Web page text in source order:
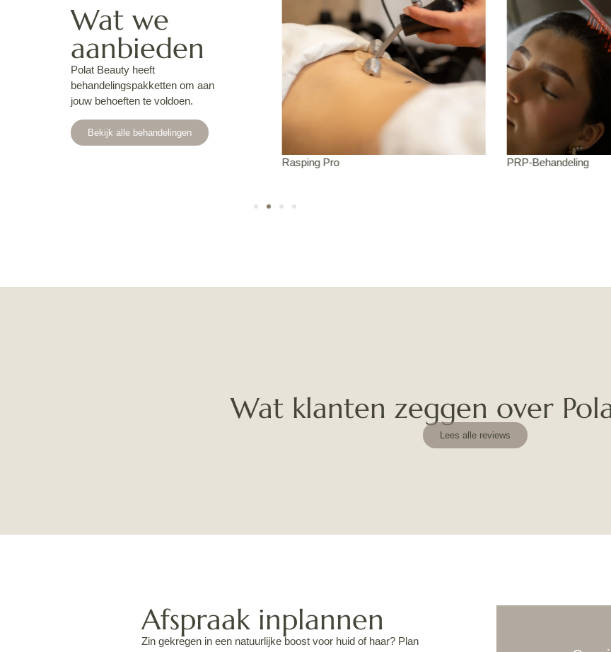
Wat we
aanbieden
Polat Beauty heeft
behandelingspakketten om aan
jouw behoeften te voldoen.
Bekijk alle behandelingen
PRP-Behandeling Microneedling
Wat klanten zeggen over
Lees alle reviews
Afspraak inplannen
Zin gekregen in een natuurlijke boost voor huid of haar? Plan